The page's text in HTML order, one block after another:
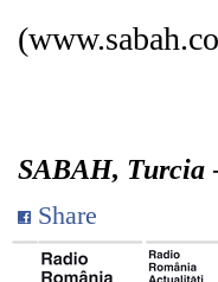
SABAH, Turcia
Share